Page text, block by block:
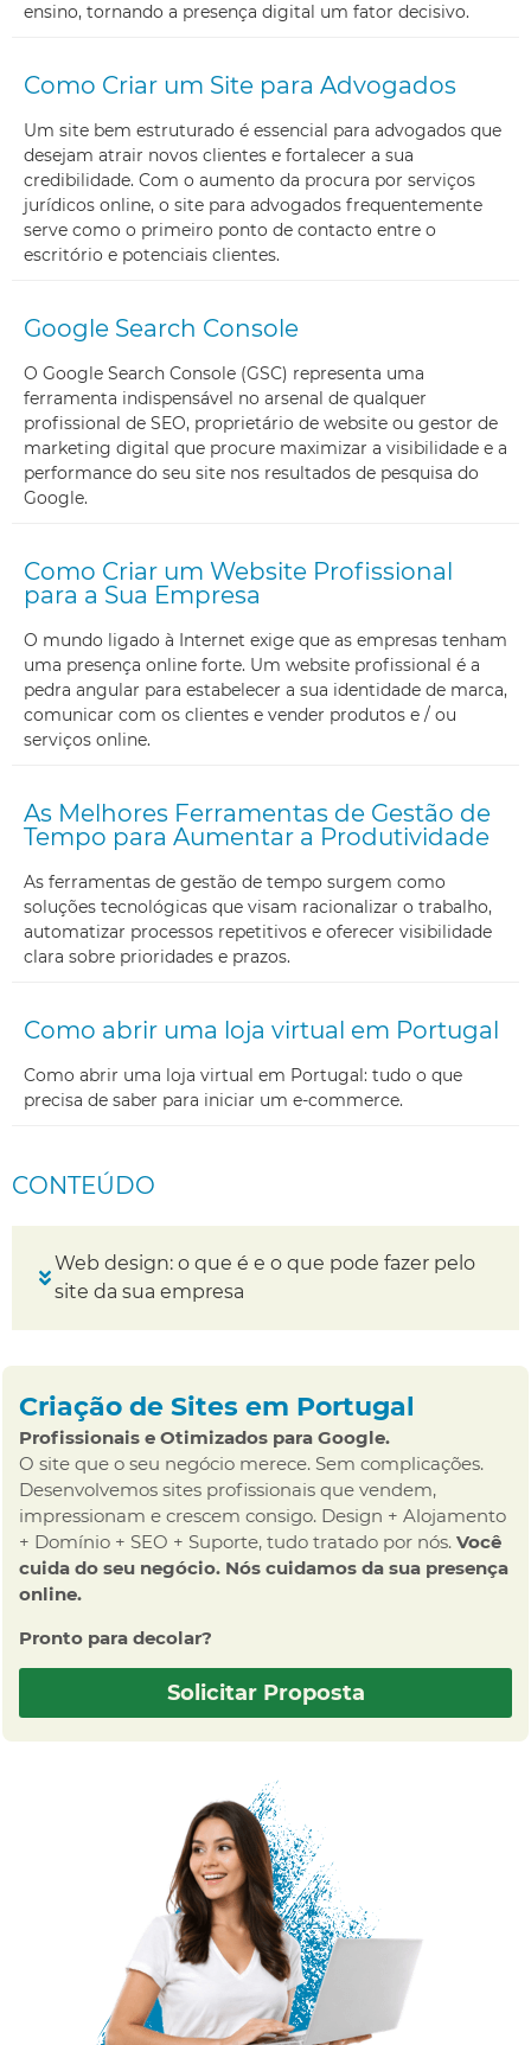
ensino, tornando a presença digital um fator decisivo.
Como Criar um Site para Advogados
Um site bem estruturado é essencial para advogados que
desejam atrair novos clientes e fortalecer a sua
credibilidade. Com o aumento da procura por serviços
jurídicos online, o site para advogados frequentemente
serve como o primeiro ponto de contacto entre o
escritório e potenciais clientes.
Google Search Console
O Google Search Console (GSC) representa uma
ferramenta indispensável no arsenal de qualquer
profissional de SEO, proprietário de website ou gestor de
marketing digital que procure maximizar a visibilidade e a
performance do seu site nos resultados de pesquisa do
Google.
Como Criar um Website Profissional
para a Sua Empresa
O mundo ligado à Internet exige que as empresas tenham
uma presença online forte. Um website profissional é a
pedra angular para estabelecer a sua identidade de marca,
comunicar com os clientes e vender produtos e / ou
serviços online.
As Melhores Ferramentas de Gestão de
Tempo para Aumentar a Produtividade
As ferramentas de gestão de tempo surgem como
soluções tecnológicas que visam racionalizar o trabalho,
automatizar processos repetitivos e oferecer visibilidade
clara sobre prioridades e prazos.
Como abrir uma loja virtual em Portugal
Como abrir uma loja virtual em Portugal: tudo o que
precisa de saber para iniciar um e-commerce.
CONTEÚDO
Web design: o que é e o que pode fazer pelo
site da sua empresa
Criação de Sites em Portugal
Profissionais e Otimizados para Google.
O site que o seu negócio merece. Sem complicações.
Desenvolvemos sites profissionais que vendem,
impressionam e crescem consigo. Design + Alojamento
+ Domínio + SEO + Suporte, tudo tratado por nós. Você
cuida do seu negócio. Nós cuidamos da sua presença
online.
Pronto para decolar?
Solicitar Proposta